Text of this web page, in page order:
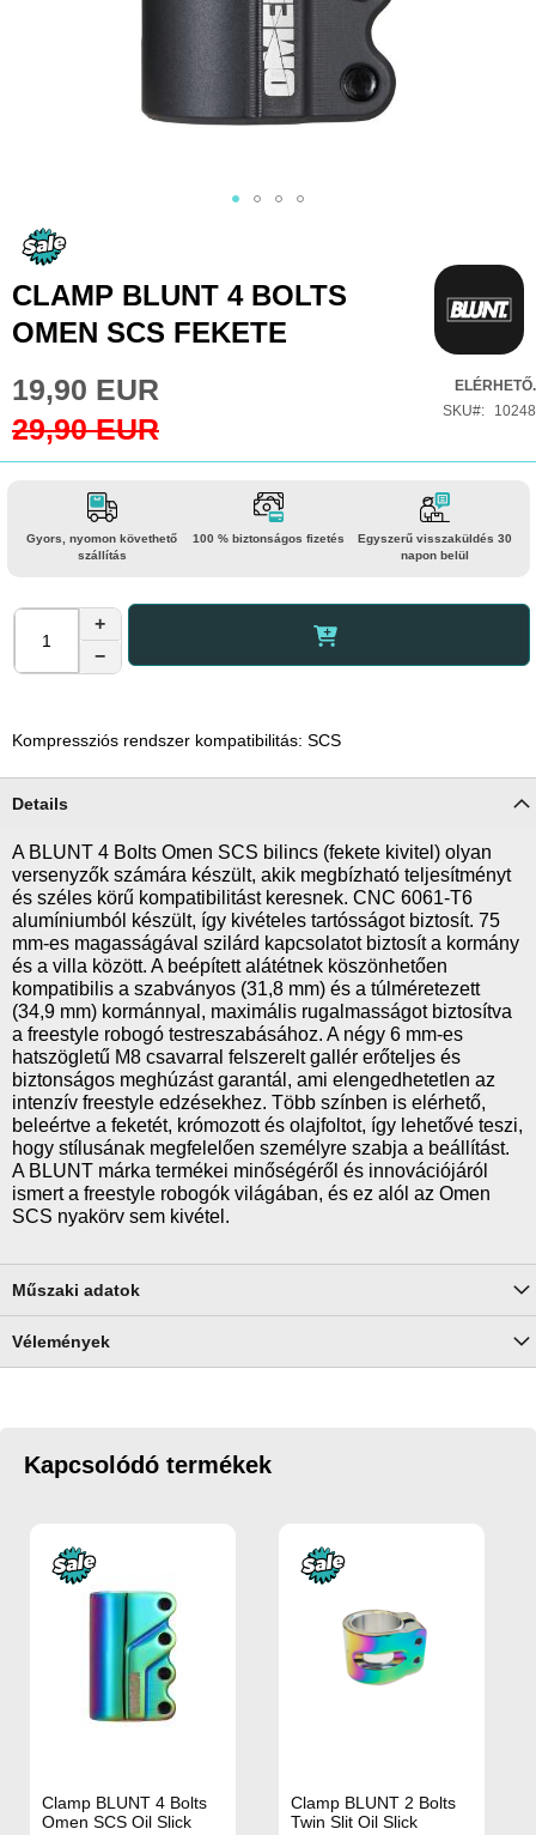
Ugrás
képgaléria
CLAMP BLUNT 4 BOLTS
OMEN SCS FEKETE
Special
Price
19,90 EUR
29,90 EUR
ELÉRHETŐ.
SKU
10248
Gyors, nyomon követhető
szállítás
100 % biztonságos fizetés
Egyszerű visszaküldés 30
napon belül
+
−
Kompressziós rendszer kompatibilitás: SCS
Details
A BLUNT 4 Bolts Omen SCS bilincs (fekete kivitel) olyan
versenyzők számára készült, akik megbízható teljesítményt
és széles körű kompatibilitást keresnek. CNC 6061-T6
alumíniumból készült, így kivételes tartósságot biztosít. 75
mm-es magasságával szilárd kapcsolatot biztosít a kormány
és a villa között. A beépített alátétnek köszönhetően
kompatibilis a szabványos (31,8 mm) és a túlméretezett
(34,9 mm) kormánnyal, maximális rugalmasságot biztosítva
a freestyle robogó testreszabásához. A négy 6 mm-es
hatszögletű M8 csavarral felszerelt gallér erőteljes és
biztonságos meghúzást garantál, ami elengedhetetlen az
intenzív freestyle edzésekhez. Több színben is elérhető,
beleértve a feketét, krómozott és olajfoltot, így lehetővé teszi,
hogy stílusának megfelelően személyre szabja a beállítást.
A BLUNT márka termékei minőségéről és innovációjáról
ismert a freestyle robogók világában, és ez alól az Omen
SCS nyakörv sem kivétel.
Műszaki adatok
Vélemények
Kapcsolódó termékek
Clamp BLUNT 4 Bolts
Omen SCS Oil Slick
Clamp BLUNT 2 Bolts
Twin Slit Oil Slick